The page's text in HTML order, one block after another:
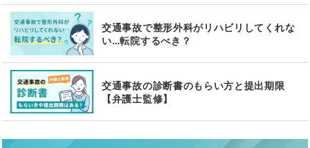
交通事故で整形外科がリハビリしてくれな
い…転院するべき？
交通事故の診断書のもらい方と提出期限
【弁護士監修】